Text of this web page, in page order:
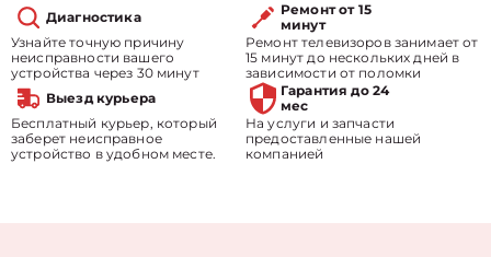
Диагностика
Узнайте точную причину
неисправности вашего
устройства через 30 минут
Ремонт от 15
минут
Ремонт телевизоров занимает от
15 минут до нескольких дней в
зависимости от поломки
Выезд курьера
Бесплатный курьер, который
заберет неисправное
устройство в удобном месте.
Гарантия до 24
мес
На услуги и запчасти
предоставленные нашей
компанией